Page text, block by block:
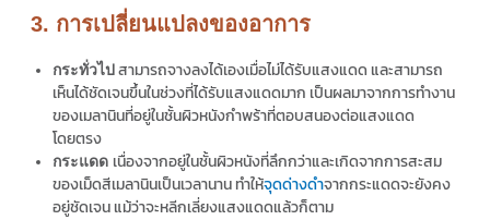
3. การเปลี่ยนแปลงของอาการ
กระทั่วไปสามารถจางลงได้เองเมื่อไม่ได้รับแสงแดด และสามารถ
เห็นได้ชัดเจนขึ้นในช่วงที่ได้รับแสงแดดมาก เป็นผลมาจากการทำงาน
ของเมลานินที่อยู่ในชั้นผิวหนังกำพร้าที่ตอบสนองต่อแสงแดด
โดยตรง
กระแดด เนื่องจากอยู่ในชั้นผิวหนังที่ลึกกว่าและเกิดจากการสะสม
ของเม็ดสีเมลานินเป็นเวลานาน ทำให้จุดด่างดำจากกระแดดจะยังคง
อยู่ชัดเจน แม้ว่าจะหลีกเลี่ยงแสงแดดแล้วก็ตาม